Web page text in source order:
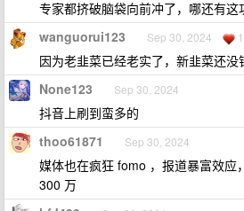
专家都挤破脑袋向前冲了，哪还有这
wanguorui123 Sep 30, 2024 1
因为老韭菜已经老实了，新韭菜还没
None123 Sep 30, 2024
抖音上刷到蛮多的
thoo61871 Sep 30, 2024
媒体也在疯狂 fomo ，报道暴富效应
300 万